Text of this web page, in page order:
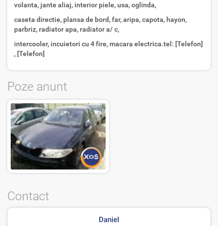
volanta, jante aliaj, interior piele, usa, oglinda,
caseta directie, plansa de bord, far, aripa, capota, hayon,
parbriz, radiator apa, radiator a/ c,
intercooler, incuietori cu 4 fire, macara electrica.tel: [Telefon]
, [Telefon]
Poze anunt
Contact
Daniel